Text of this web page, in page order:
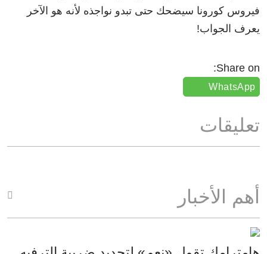
فيروس كورونا سيضحك حتى تبدو نواجذه لأنه هو الآخر
يعرف الجواب!
Share on:
WhatsApp
تعليقات
أهم الأخبار